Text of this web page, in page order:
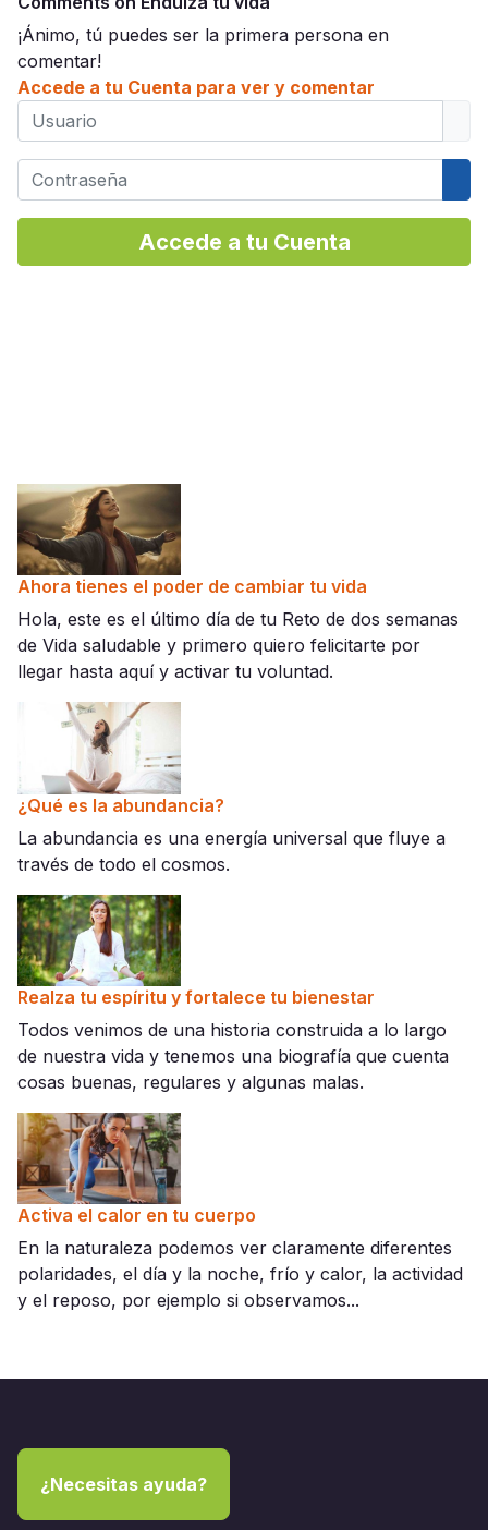
¡Ánimo, tú puedes ser la primera persona en
comentar!
Accede a tu Cuenta para ver y comentar
Usuario
Contraseña
Accede a tu Cuenta
Ahora tienes el poder de cambiar tu vida
Hola, este es el último día de tu Reto de dos semanas
de Vida saludable y primero quiero felicitarte por
llegar hasta aquí y activar tu voluntad.
¿Qué es la abundancia?
La abundancia es una energía universal que fluye a
través de todo el cosmos.
Realza tu espíritu y fortalece tu bienestar
Todos venimos de una historia construida a lo largo
de nuestra vida y tenemos una biografía que cuenta
cosas buenas, regulares y algunas malas.
Activa el calor en tu cuerpo
En la naturaleza podemos ver claramente diferentes
polaridades, el día y la noche, frío y calor, la actividad
y el reposo, por ejemplo si observamos...
¿Necesitas ayuda?